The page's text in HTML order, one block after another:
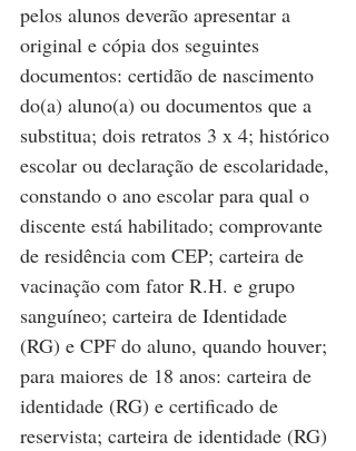
pelos alunos deverão apresentar a
original e cópia dos seguintes
documentos: certidão de nascimento
do(a) aluno(a) ou documentos que a
substitua; dois retratos 3 x 4; histórico
escolar ou declaração de escolaridade,
constando o ano escolar para qual o
discente está habilitado; comprovante
de residência com CEP; carteira de
vacinação com fator R.H. e grupo
sanguíneo; carteira de Identidade
(RG) e CPF do aluno, quando houver;
para maiores de 18 anos: carteira de
identidade (RG) e certificado de
reservista; carteira de identidade (RG)